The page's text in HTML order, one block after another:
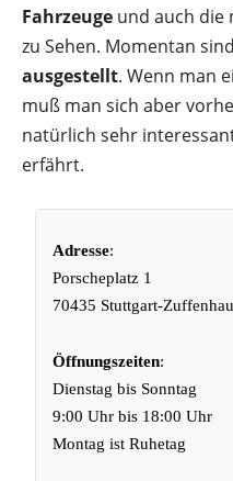
Fahrzeuge und auch die
zu Sehen. Momentan
ausgestellt. Wenn man
muß man sich aber
natürlich sehr
erfährt.
Adresse:
Porscheplatz 1
70435 Stuttgart-
Öffnungszeiten:
Dienstag bis Sonntag
9:00 Uhr bis 18:00 Uhr
Montag ist Ruhetag